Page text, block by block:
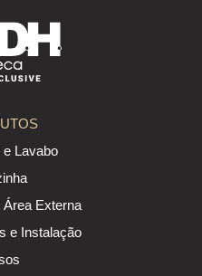
e Lavabo
Área Externa
e Instalação